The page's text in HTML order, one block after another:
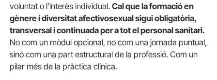
voluntat o l’interès individual. Cal que la formació en
gènere i diversitat afectivosexual sigui obligatòria,
transversal i continuada per a tot el personal sanitari.
No com un mòdul opcional, no com una jornada puntual,
sinó com una part estructural de la professió. Com un
pilar més de la pràctica clínica.